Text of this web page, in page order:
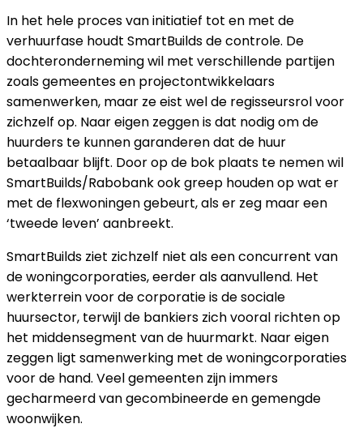
In het hele proces van initiatief tot en met de
verhuurfase houdt SmartBuilds de controle. De
dochteronderneming wil met verschillende partijen
zoals gemeentes en projectontwikkelaars
samenwerken, maar ze eist wel de regisseursrol voor
zichzelf op. Naar eigen zeggen is dat nodig om de
huurders te kunnen garanderen dat de huur
betaalbaar blijft. Door op de bok plaats te nemen wil
SmartBuilds/Rabobank ook greep houden op wat er
met de flexwoningen gebeurt, als er zeg maar een
‘tweede leven’ aanbreekt.
SmartBuilds ziet zichzelf niet als een concurrent van
de woningcorporaties, eerder als aanvullend. Het
werkterrein voor de corporatie is de sociale
huursector, terwijl de bankiers zich vooral richten op
het middensegment van de huurmarkt. Naar eigen
zeggen ligt samenwerking met de woningcorporaties
voor de hand. Veel gemeenten zijn immers
gecharmeerd van gecombineerde en gemengde
woonwijken.